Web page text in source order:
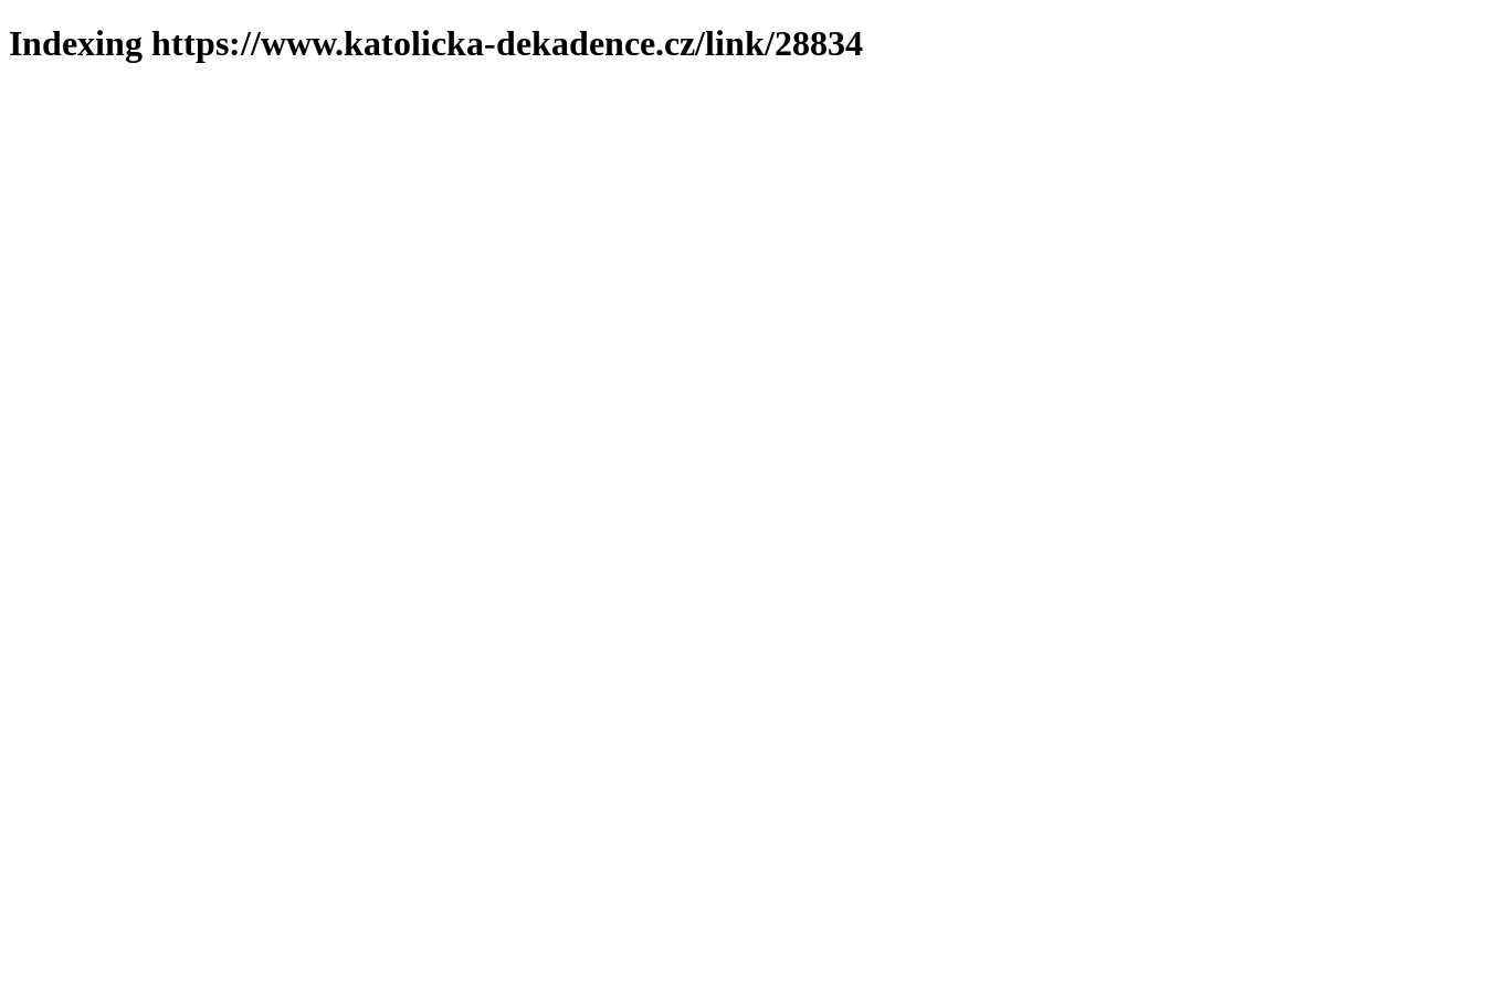
Indexing https://www.katolicka-dekadence.cz/link/28834